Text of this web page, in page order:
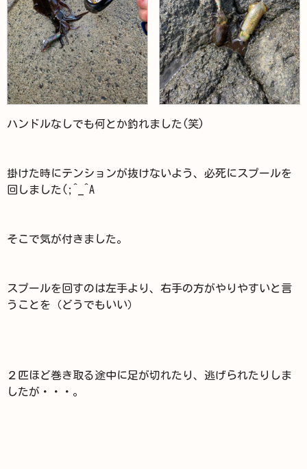
ハンドルなしでも何とか釣れました(笑)
掛けた時にテンションが抜けないよう、必死にスプールを
回しました(;^_^A
そこで気が付きました。
スプールを回すのは左手より、右手の方がやりやすいと言
うことを（どうでもいい）
２匹ほど巻き取る途中に足が切れたり、逃げられたりしま
したが・・・。